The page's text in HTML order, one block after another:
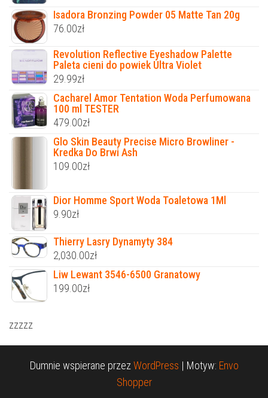
Isadora Bronzing Powder 05 Matte Tan 20g
76.00zł
Revolution Reflective Eyeshadow Palette
Paleta cieni do powiek Ultra Violet
29.99zł
Cacharel Amor Tentation Woda Perfumowana
100 ml TESTER
479.00zł
Glo Skin Beauty Precise Micro Browliner -
Kredka Do Brwi Ash
109.00zł
Dior Homme Sport Woda Toaletowa 1Ml
9.90zł
Thierry Lasry Dynamyty 384
2,030.00zł
Liw Lewant 3546-6500 Granatowy
199.00zł
zzzzz
Dumnie wspierane przezWordPress | Motyw: Envo
Shopper